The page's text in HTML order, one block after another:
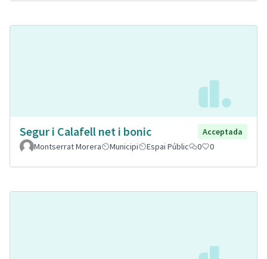
Segur i Calafell net i bonic
Acceptada
Montserrat Morera
Municipi Espai Públic 0 0